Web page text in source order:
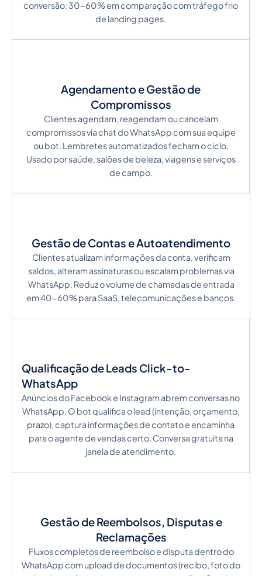
conversão: 30-60% em comparação com tráfego frio
de landing pages.
Agendamento e Gestão de
Compromissos
Clientes agendam, reagendam ou cancelam
compromissos via chat do WhatsApp com sua equipe
ou bot. Lembretes automatizados fecham o ciclo.
Usado por saúde, salões de beleza, viagens e serviços
de campo.
Gestão de Contas e Autoatendimento
Clientes atualizam informações da conta, verificam
saldos, alteram assinaturas ou escalam problemas via
WhatsApp. Reduz o volume de chamadas de entrada
em 40-60% para SaaS, telecomunicações e bancos.
Qualificação de Leads Click-to-
WhatsApp
Anúncios do Facebook e Instagram abrem conversas no
WhatsApp. O bot qualifica o lead (intenção, orçamento,
prazo), captura informações de contato e encaminha
para o agente de vendas certo. Conversa gratuita na
janela de atendimento.
Gestão de Reembolsos, Disputas e
Reclamações
Fluxos completos de reembolso e disputa dentro do
WhatsApp com upload de documentos (recibo, foto do